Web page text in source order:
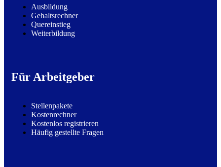
Ausbildung
Gehaltsrechner
Quereinstieg
Weiterbildung
Für Arbeitgeber
Stellenpakete
Kostenrechner
Kostenlos registrieren
Häufig gestellte Fragen